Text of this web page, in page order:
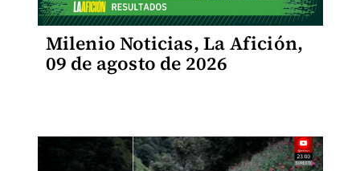
Milenio Noticias, La Afición,
09 de agosto de 2026